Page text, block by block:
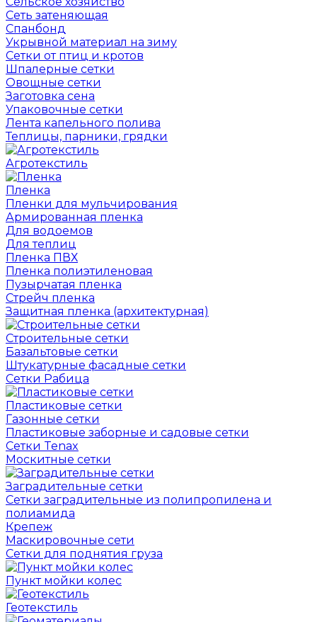
Сеть затеняющая
Спанбонд
Укрывной материал на зиму
Сетки от птиц и кротов
Шпалерные сетки
Овощные сетки
Заготовка сена
Упаковочные сетки
Лента капельного полива
Теплицы, парники, грядки
Агротекстиль
Пленка
Пленки для мульчирования
Армированная пленка
Для водоемов
Для теплиц
Пленка ПВХ
Пленка полиэтиленовая
Пузырчатая пленка
Cтрейч пленка
Защитная пленка (архитектурная)
Строительные сетки
Базальтовые сетки
Штукатурные фасадные сетки
Сетки Рабица
Пластиковые сетки
Газонные сетки
Пластиковые заборные и садовые сетки
Сетки Tenax
Москитные сетки
Заградительные сетки
Сетки заградительные из полипропилена и
полиамида
Крепеж
Маскировочные сети
Сетки для поднятия груза
Пункт мойки колес
Геотекстиль